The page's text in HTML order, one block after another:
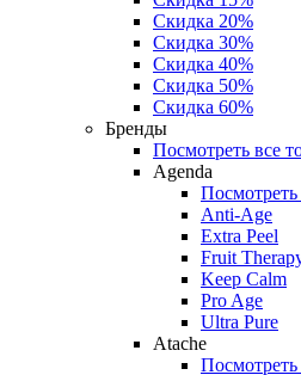
Скидка 20%
Скидка 30%
Скидка 40%
Скидка 50%
Скидка 60%
Бренды
Посмотреть все
Agenda
Anti‑Age
Extra Peel
Fruit
Keep Calm
Pro Age
Ultra Pure
Atache